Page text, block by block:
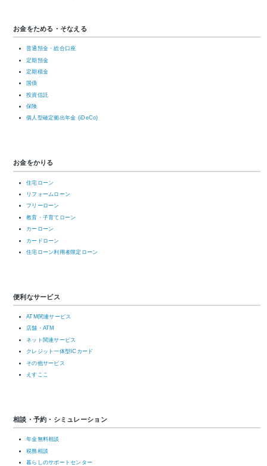
お金をためる・そなえる
普通預金・総合口座
定期預金
定期積金
国債
投資信託
保険
個人型確定拠出年金 (iDeCo)
お金をかりる
住宅ローン
リフォームローン
フリーローン
教育・子育てローン
カーローン
カードローン
住宅ローン利用者限定ローン
便利なサービス
ATM関連サービス
店舗・ATM
ネット関連サービス
クレジット一体型ICカード
その他サービス
えすここ
相談・予約・シミュレーション
年金無料相談
税務相談
暮らしのサポートセンター